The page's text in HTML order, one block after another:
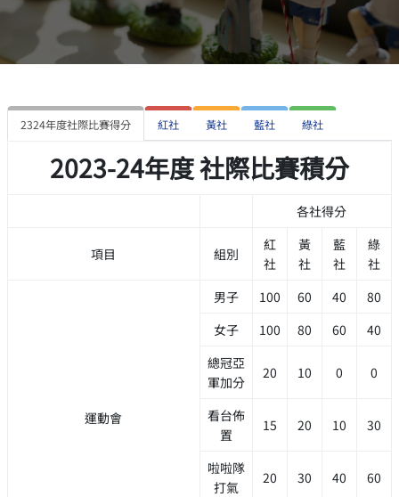
2324年度社際比賽得分 紅社 黃社 藍社 綠社
2023-24年度 社際比賽積分
各社得分
項目 組別
紅
社
黃
社
藍
社
綠
社
運動會
男子 100 60 40
80
女子
100 80 60
40
總冠亞
軍加分
20 10 0 0
看台佈
置
15 20 10 30
啦啦隊
打氣
20 30 40 60